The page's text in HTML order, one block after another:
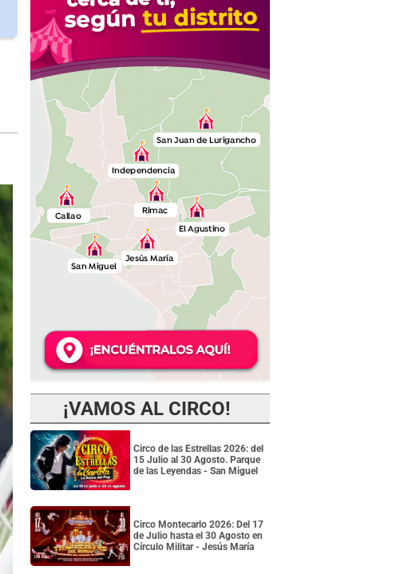
¡VAMOS AL CIRCO!
Circo de las Estrellas 2026: del
15 Julio al 30 Agosto. Parque
de las Leyendas - San Miguel
Circo Montecarlo 2026: Del 17
de Julio hasta el 30 Agosto en
Círculo Militar - Jesús María